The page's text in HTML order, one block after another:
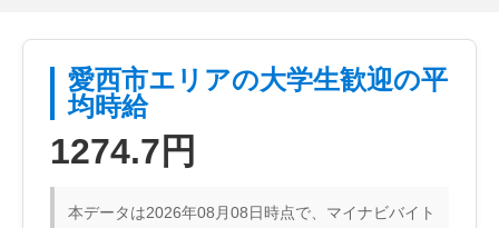
愛西市エリアの大学生歓迎の平
均時給
1274.7円
本データは2026年08月08日時点で、マイナビバイト